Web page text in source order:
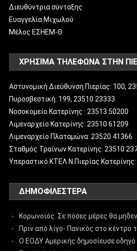
Διευθύντρια σύνταξης
Ευαγγελία Μιχωλού
Μέλος ΕΣΗΕΜ-Θ
ΧΡΗΣΙΜΑ ΤΗΛΕΦΩΝΑ ΣΤΗΝ
Αστυνομική Διεύθυνση Πιερίας: 100,
Πυροσβεστική: 199, 23510 23333
Νοσοκομείο Κατερίνης : 23513 50200
Λιμεναρχείο Κατερίνης: 23510 61209
Λιμεναρχείο Πλαταμώνα: 23520 41366
Σταθμός Τραίνων Κατερίνης: 23510
Υπεραστικό ΚΤΕΛ Ν.Πιερίας
ΔΗΜΟΦΙΛΈΣΤΕΡΑ
Κορωνοϊός: Σε πόσες μέρες θα
Πριν από λίγο- Πανικός στο κέντρο
Ο ΕΟΔΥ Αμερικής δημοσίευσε οδηγό